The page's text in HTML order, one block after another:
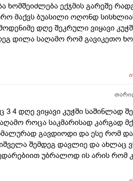
ხომშეიძლება ექჯმის გარეშე
მაქვს ბუასილი ოღონდ
დღე შეკრული ვიყავი
დილა საღამო რომ გავიკეთო
4 დღე ვიყავი კუჭში საშინლად
როცა საკმარისად კარგად
გავდიოდი და ესე რომ
შემდეგ დავლიე და ახლაც
უბრალოდ ის არის რომ
და არც სისხლიანი არმაქვს